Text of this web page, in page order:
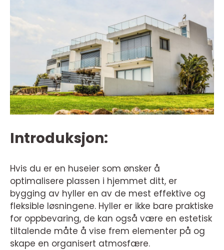
Introduksjon:
Hvis du er en huseier som ønsker å
optimalisere plassen i hjemmet ditt, er
bygging av hyller en av de mest effektive og
fleksible løsningene. Hyller er ikke bare praktiske
for oppbevaring, de kan også være en estetisk
tiltalende måte å vise frem elementer på og
skape en organisert atmosfære.